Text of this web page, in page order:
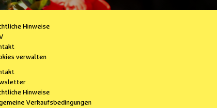
Hinweise
verwalten
Hinweise
Verkaufsbedingungen